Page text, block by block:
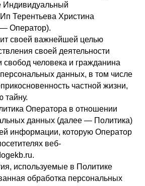
Терентьева Христина
Оператор).
своей важнейшей целью
своей деятельности
человека и гражданина
данных, в том числе
частной жизни,
тайну.
Оператора в отношении
данных (далее — Политика)
информации, которую Оператор
веб-
используемые в Политике
обработка персональных